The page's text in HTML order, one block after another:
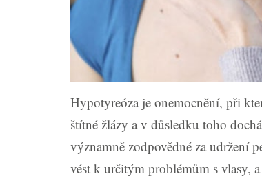
Hypotyreóza je onemocnění, při
štítné žlázy a v důsledku toho
významně zodpovědné za udržení
vést k určitým problémům s vlasy,